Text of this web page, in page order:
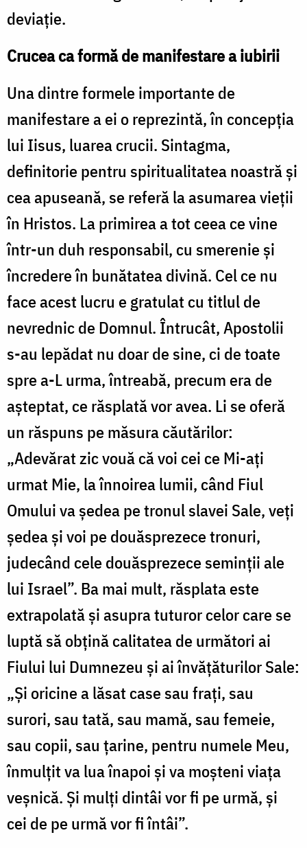
deviație.
Crucea ca formă de manifestare a iubirii
Una dintre formele importante de
manifestare a ei o reprezintă, în concepția
lui Iisus, luarea crucii. Sintagma,
definitorie pentru spiritualitatea noastră și
cea apuseană, se referă la asumarea vieții
în Hristos. La primirea a tot ceea ce vine
într-un duh responsabil, cu smerenie și
încredere în bunătatea divină. Cel ce nu
face acest lucru e gratulat cu titlul de
nevrednic de Domnul. Întrucât, Apostolii
s-au lepădat nu doar de sine, ci de toate
spre a-L urma, întreabă, precum era de
așteptat, ce răsplată vor avea. Li se oferă
un răspuns pe măsura căutărilor:
„Adevărat zic vouă că voi cei ce Mi-aţi
urmat Mie, la înnoirea lumii, când Fiul
Omului va şedea pe tronul slavei Sale, veţi
şedea şi voi pe douăsprezece tronuri,
judecând cele douăsprezece seminţii ale
lui Israel”. Ba mai mult, răsplata este
extrapolată și asupra tuturor celor care se
luptă să obțină calitatea de următori ai
Fiului lui Dumnezeu și ai învățăturilor Sale:
„Şi oricine a lăsat case sau fraţi, sau
surori, sau tată, sau mamă, sau femeie,
sau copii, sau ţarine, pentru numele Meu,
înmulţit va lua înapoi şi va moşteni viaţa
veşnică. Şi mulţi dintâi vor fi pe urmă, şi
cei de pe urmă vor fi întâi”.